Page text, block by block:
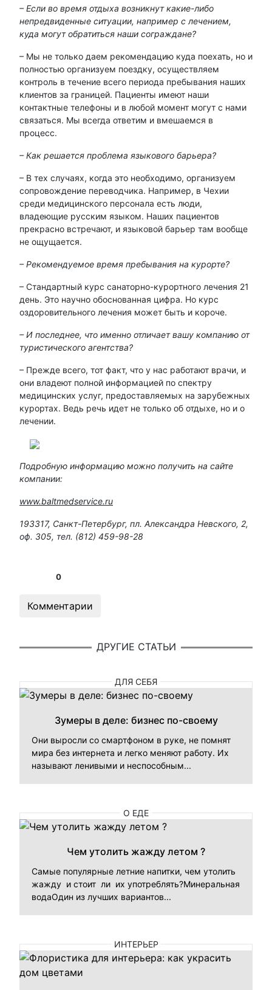
– Если во время отдыха возникнут какие-либо
непредвиденные ситуации, например с лечением,
куда могут обратиться наши сограждане?
– Мы не только даем рекомендацию куда поехать, но и
полностью организуем поездку, осуществляем
контроль в течение всего периода пребывания наших
клиентов за границей. Пациенты имеют наши
контактные телефоны и в любой момент могут с нами
связаться. Мы всегда ответим и вмешаемся в
процесс.
– Как решается проблема языкового барьера?
– В тех случаях, когда это необходимо, организуем
сопровождение переводчика. Например, в Чехии
среди медицинского персонала есть люди,
владеющие русским языком. Наших пациентов
прекрасно встречают, и языковой барьер там вообще
не ощущается.
– Рекомендуемое время пребывания на курорте?
– Стандартный курс санаторно-курортного лечения 21
день. Это научно обоснованная цифра. Но курс
оздоровительного лечения может быть и короче.
– И последнее, что именно отличает вашу компанию от
туристического агентства?
– Прежде всего, тот факт, что у нас работают врачи, и
они владеют полной информацией по спектру
медицинских услуг, предоставляемых на зарубежных
курортах. Ведь речь идет не только об отдыхе, но и о
лечении.
Подробную информацию можно получить на сайте
компании:
www.baltmedservice.ru
193317, Санкт-Петербург, пл. Александра Невского, 2,
оф. 305, тел. (812) 459-98-28
0
Комментарии
ДРУГИЕ СТАТЬИ
ДЛЯ СЕБЯ
Зумеры в деле: бизнес по-своему
Они выросли со смартфоном в руке, не помнят
мира без интернета и легко меняют работу. Их
называют ленивыми и неспособным...
О ЕДЕ
Чем утолить жажду летом ?
Самые популярные летние напитки, чем утолить
жажду и стоит ли их употреблять?Минеральная
водаОдин из лучших вариантов...
ИНТЕРЬЕР